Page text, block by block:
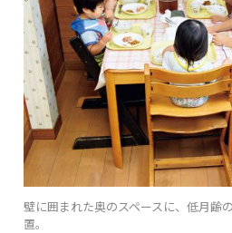
壁に囲まれた奥のスペースに、低月齢
置。